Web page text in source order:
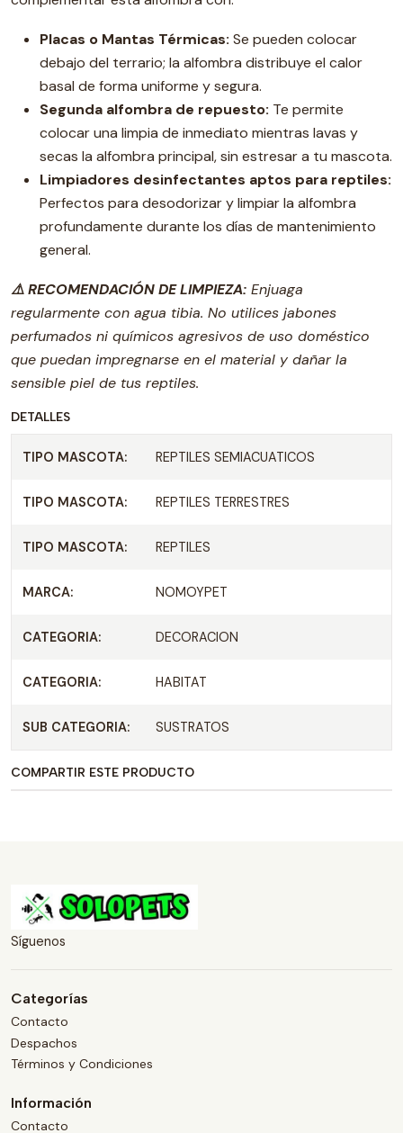
Placas o Mantas Térmicas: Se pueden colocar
debajo del terrario; la alfombra distribuye el calor
basal de forma uniforme y segura.
Segunda alfombra de repuesto: Te permite
colocar una limpia de inmediato mientras lavas y
secas la alfombra principal, sin estresar a tu mascota.
Limpiadores desinfectantes aptos para reptiles:
Perfectos para desodorizar y limpiar la alfombra
profundamente durante los días de mantenimiento
general.
⚠️ RECOMENDACIÓN DE LIMPIEZA: Enjuaga
regularmente con agua tibia. No utilices jabones
perfumados ni químicos agresivos de uso doméstico
que puedan impregnarse en el material y dañar la
sensible piel de tus reptiles.
DETALLES
TIPO MASCOTA: REPTILES SEMIACUATICOS
TIPO MASCOTA: REPTILES TERRESTRES
TIPO MASCOTA: REPTILES
MARCA: NOMOYPET
CATEGORIA: DECORACION
CATEGORIA: HABITAT
SUB CATEGORIA: SUSTRATOS
COMPARTIR ESTE PRODUCTO
Síguenos
Categorías
Contacto
Despachos
Términos y Condiciones
Información
Contacto